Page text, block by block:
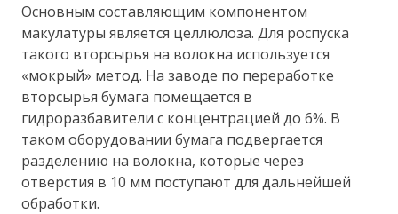
Основным составляющим компонентом
макулатуры является целлюлоза. Для роспуска
такого вторсырья на волокна используется
«мокрый» метод. На заводе по переработке
вторсырья бумага помещается в
гидроразбавители с концентрацией до 6%. В
таком оборудовании бумага подвергается
разделению на волокна, которые через
отверстия в 10 мм поступают для дальнейшей
обработки.